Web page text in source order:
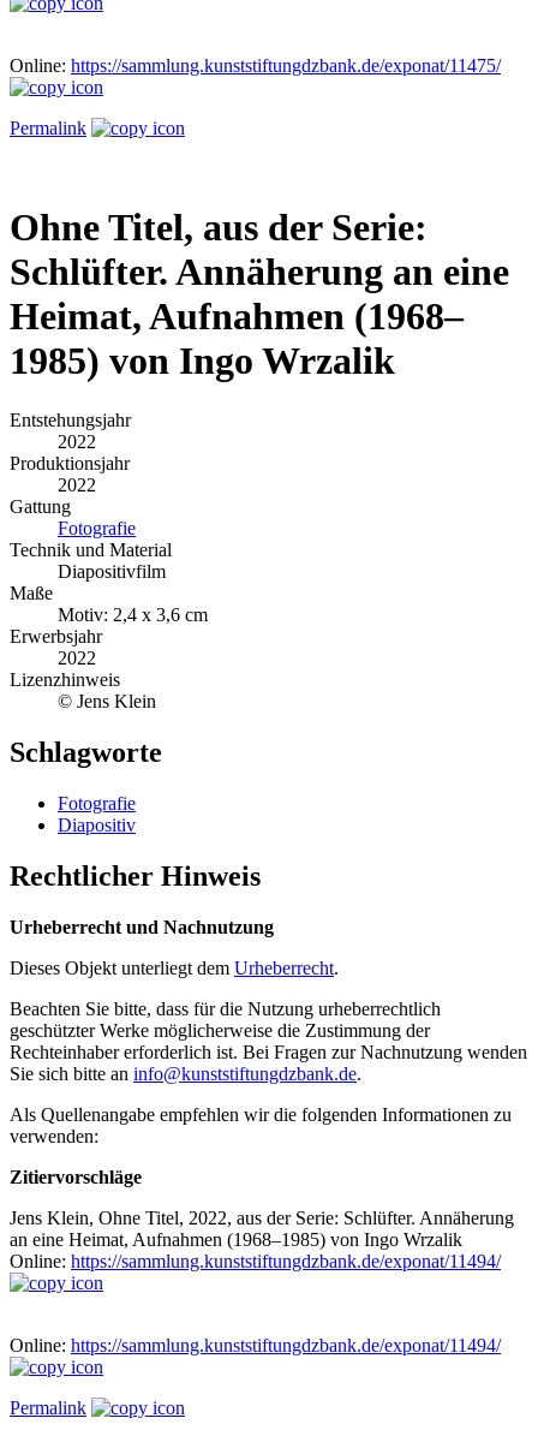
Online: https://sammlung.kunststiftungdzbank.de/exponat/11475/
Permalink
Ohne Titel, aus der Serie:
Schlüfter. Annäherung an eine
Heimat, Aufnahmen (1968–
1985) von Ingo Wrzalik
Entstehungsjahr
2022
Produktionsjahr
2022
Gattung
Fotografie
Technik und Material
Diapositivfilm
Maße
Motiv: 2,4 x 3,6 cm
Erwerbsjahr
2022
Lizenzhinweis
© Jens Klein
Schlagworte
Fotografie
Diapositiv
Rechtlicher Hinweis
Urheberrecht und Nachnutzung
Dieses Objekt unterliegt dem Urheberrecht.
Beachten Sie bitte, dass für die Nutzung urheberrechtlich
geschützter Werke möglicherweise die Zustimmung der
Rechteinhaber erforderlich ist. Bei Fragen zur Nachnutzung wenden
Sie sich bitte an info@kunststiftungdzbank.de.
Als Quellenangabe empfehlen wir die folgenden Informationen zu
verwenden:
Zitiervorschläge
Jens Klein, Ohne Titel, 2022, aus der Serie: Schlüfter. Annäherung
an eine Heimat, Aufnahmen (1968–1985) von Ingo Wrzalik
Online: https://sammlung.kunststiftungdzbank.de/exponat/11494/
Online: https://sammlung.kunststiftungdzbank.de/exponat/11494/
Permalink